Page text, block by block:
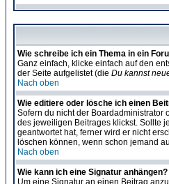
Wie schreibe ich ein Thema in ein
Ganz einfach, klicke einfach auf den
der Seite aufgelistet (die Du kannst
Nach oben
Wie editiere oder lösche ich einen
Sofern du nicht der Boardadministrator
des jeweiligen Beitrages klickst. Sollte
geantwortet hat, ferner wird er nicht
löschen können, wenn schon jemand
Nach oben
Wie kann ich eine Signatur anhängen?
Um eine Signatur an einen Beitrag